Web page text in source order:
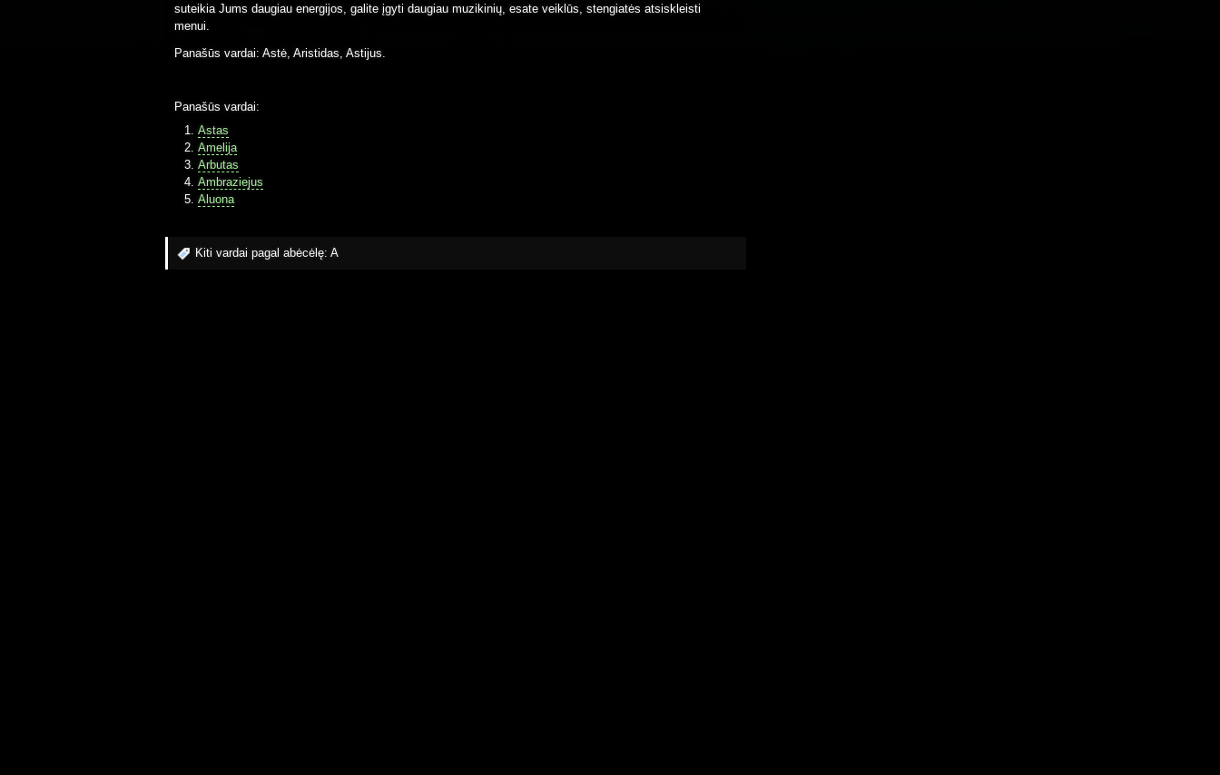
suteikia Jums daugiau energijos, galite įgyti daugiau muzikinių, esate veiklūs, stengiatės atsiskleisti
menui.
Panašūs vardai: Astė, Aristidas, Astijus.
Panašūs vardai:
Astas
Amelija
Arbutas
Ambraziejus
Aluona
Kiti vardai pagal abėcėlę: A